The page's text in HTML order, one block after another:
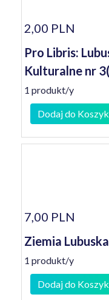
2,00 PLN
Pro Libris:
Kulturalne nr
1 produkt/y
Dodaj do
7,00 PLN
Ziemia Lubuska
1 produkt/y
Dodaj do